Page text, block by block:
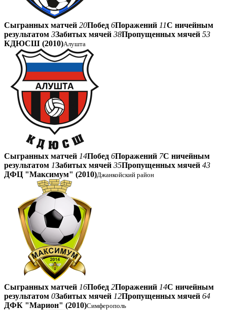
Сыгранных матчей 20Побед 6Поражений 11С ничейным
результатом 3Забитых мячей 38Пропущенных мячей 53
КДЮСШ (2010)Алушта
Сыгранных матчей 14Побед 6Поражений 7С ничейным
результатом 1Забитых мячей 35Пропущенных мячей 43
ДФЦ "Максимум" (2010)Джанкойский район
Сыгранных матчей 16Побед 2Поражений 14С ничейным
результатом 0Забитых мячей 12Пропущенных мячей 64
ДФК "Марион" (2010)Симферополь